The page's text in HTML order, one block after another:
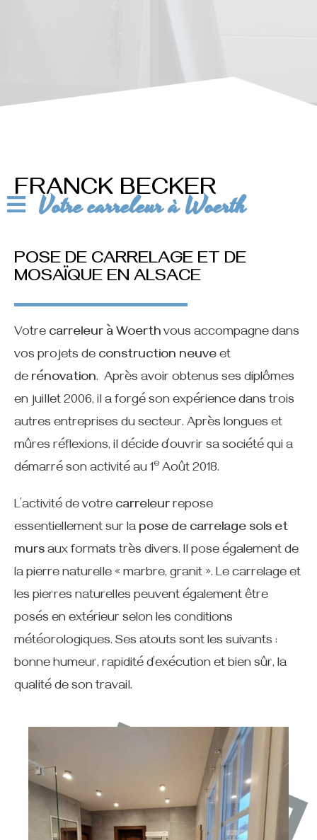
FRANCK BECKER
Votre carreleur à Woerth
POSE DE CARRELAGE ET DE
MOSAÏQUE EN ALSACE
Votre carreleur à Woerthvous accompagne dans
vos projets de construction neuveet
de rénovation. Après avoir obtenus ses diplômes
en juillet 2006, il a forgé son expérience dans trois
autres entreprises du secteur. Après longues et
mûres réflexions, il décide d’ouvrir sa société qui a
démarré son activité au 1e Août 2018.
L’activité de votre carreleurrepose
essentiellement sur la pose de carrelage sols et
mursaux formats très divers. Il pose également de
la pierre naturelle « marbre, granit ». Le carrelage et
les pierres naturelles peuvent également être
posés en extérieur selon les conditions
météorologiques. Ses atouts sont les suivants :
bonne humeur, rapidité d’exécution et bien sûr, la
qualité de son travail.